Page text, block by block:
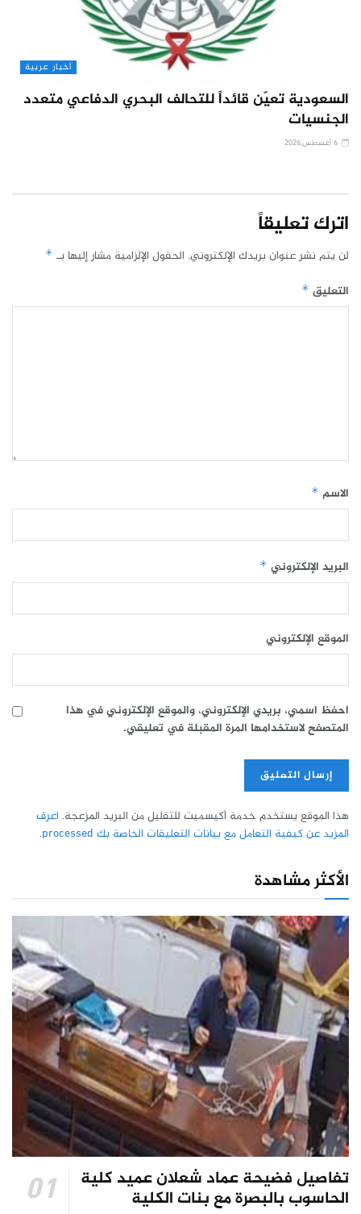
أخبار عربية
السعودية تعيّن قائداً للتحالف البحري الدفاعي متعدد
الجنسيات
اترك تعليقاً
لن يتم نشر عنوان بريدك الإلكتروني. الحقول الإلزامية مشار إليها بـ *
التعليق *
الاسم *
البريد الإلكتروني *
الموقع الإلكتروني
احفظ اسمي، بريدي الإلكتروني، والموقع الإلكتروني في هذا
المتصفح لاستخدامها المرة المقبلة في تعليقي.
هذا الموقع يستخدم خدمة أكيسميت للتقليل من البريد المزعجة. اعرف
المزيد عن كيفية التعامل مع بيانات التعليقات الخاصة بك processed
.
الأكثر مشاهدة
تفاصيل فضيحة عماد شعلان عميد كلية
الحاسوب بالبصرة مع بنات الكلية